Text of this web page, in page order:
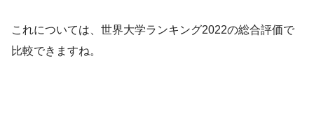
これについては、世界大学ランキング2022の総合評価で
比較できますね。